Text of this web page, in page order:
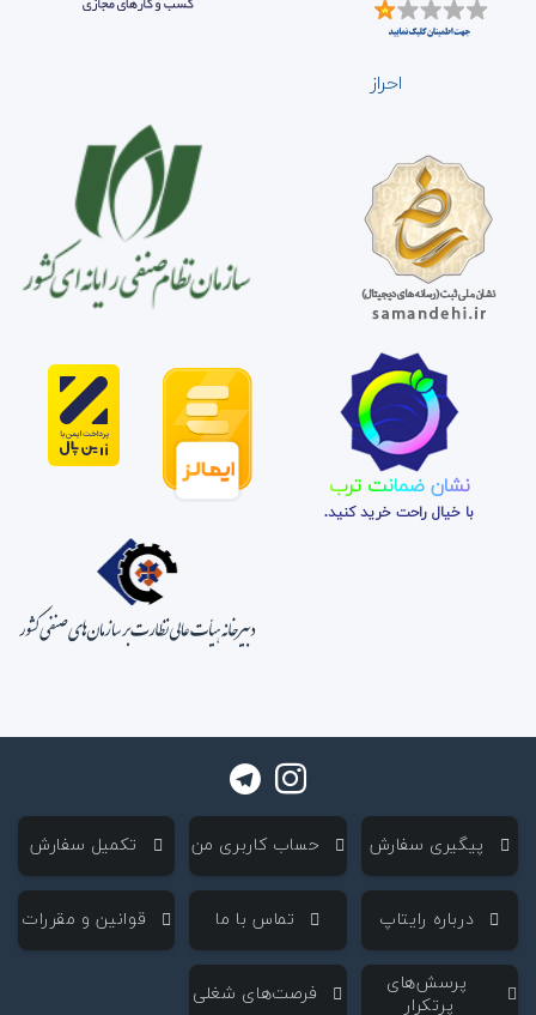
احراز
نشان ضمانت ترب
با خیال راحت خرید کنید.
‌ پیگیری سفارش ‌ حساب کاربری من ‌ تکمیل سفارش
‌ درباره رایتاپ ‌ تماس با ما ‌ قوانین و مقررات
‌ پرسش‌های
پرتکرار
‌ فرصت‌های شغلی